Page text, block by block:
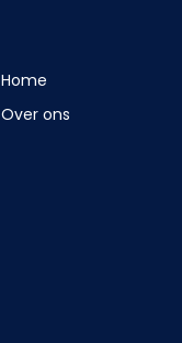
Home
Over ons